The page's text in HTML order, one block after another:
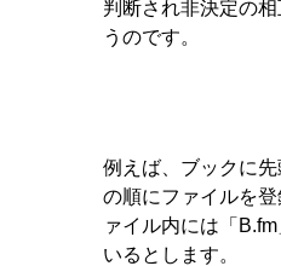
判断され非決定の
うのです。
例えば、ブックに先
の順にファイルを
ァイル内には「
いるとします。